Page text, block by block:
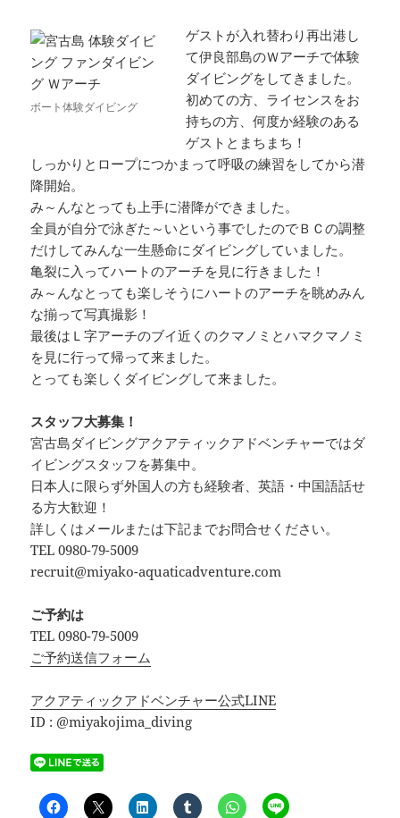
ボート体験ダイビング
ゲストが入れ替わり再出港し
て伊良部島のＷアーチで体験
ダイビングをしてきました。
初めての方、ライセンスをお
持ちの方、何度か経験のある
ゲストとまちまち！
しっかりとロープにつかまって呼吸の練習をしてから潜
降開始。
み～んなとっても上手に潜降ができました。
全員が自分で泳ぎた～いという事でしたのでＢＣの調整
だけしてみんな一生懸命にダイビングしていました。
亀裂に入ってハートのアーチを見に行きました！
み～んなとっても楽しそうにハートのアーチを眺めみん
な揃って写真撮影！
最後はＬ字アーチのブイ近くのクマノミとハマクマノミ
を見に行って帰って来ました。
とっても楽しくダイビングして来ました。
スタッフ大募集！
宮古島ダイビングアクアティックアドベンチャーではダ
イビングスタッフを募集中。
日本人に限らず外国人の方も経験者、英語・中国語話せ
る方大歓迎！
詳しくはメールまたは下記までお問合せください。
TEL 0980-79-5009
recruit@miyako-aquaticadventure.com
ご予約は
TEL 0980-79-5009
ご予約送信フォーム
アクアティックアドベンチャー公式LINE
ID : @miyakojima_diving